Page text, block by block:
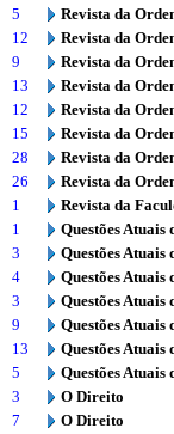
5
Revista da
12
Revista da
9
Revista da
13
Revista da
12
Revista da
15
Revista da
28
Revista da
26
Revista da
1
Revista da
1
Questões
3
Questões
4
Questões
3
Questões
9
Questões
13
Questões
5
Questões
3
O Direito
7
O Direito